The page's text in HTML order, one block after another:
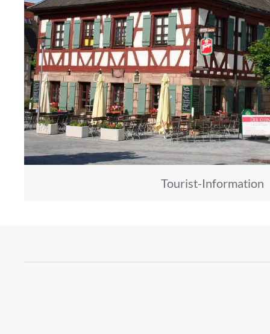
Tourist-Information